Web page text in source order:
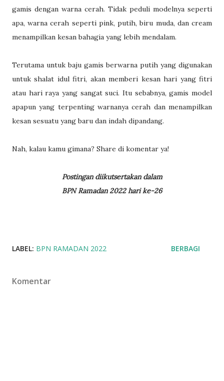
gamis dengan warna cerah. Tidak peduli modelnya seperti
apa, warna cerah seperti pink, putih, biru muda, dan cream
menampilkan kesan bahagia yang lebih mendalam.
Terutama untuk baju gamis berwarna putih yang digunakan
untuk shalat idul fitri, akan memberi kesan hari yang fitri
atau hari raya yang sangat suci. Itu sebabnya, gamis model
apapun yang terpenting warnanya cerah dan menampilkan
kesan sesuatu yang baru dan indah dipandang.
Nah, kalau kamu gimana? Share di komentar ya!
Postingan diikutsertakan dalam
BPN Ramadan 2022 hari ke-26
LABEL: BPN RAMADAN 2022 BERBAGI
Komentar